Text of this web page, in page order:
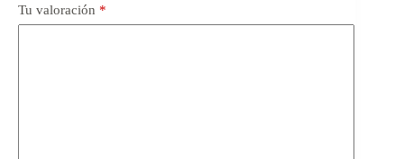
Tu valoración *